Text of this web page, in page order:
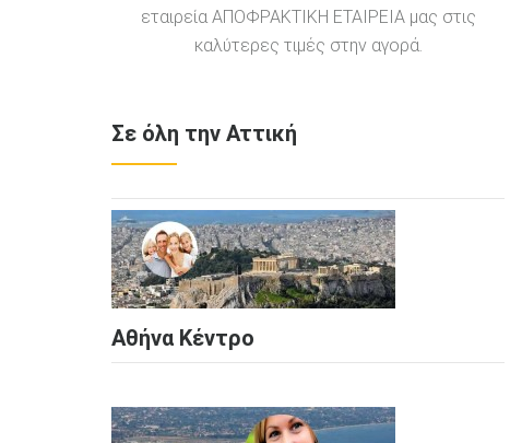
εταιρεία ΑΠΟΦΡΑΚΤΙΚΗ ΕΤΑΙΡΕΙΑ μας στις
καλύτερες τιμές στην αγορά.
Σε όλη την Αττική
Αθήνα Κέντρο